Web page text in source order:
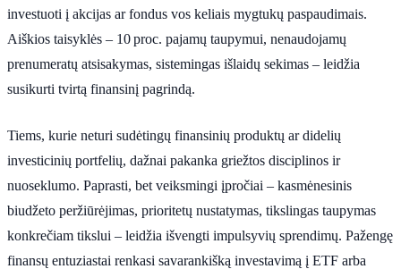
investuoti į akcijas ar fondus vos keliais mygtukų paspaudimais.
Aiškios taisyklės – 10 proc. pajamų taupymui, nenaudojamų
prenumeratų atsisakymas, sistemingas išlaidų sekimas – leidžia
susikurti tvirtą finansinį pagrindą.
Tiems, kurie neturi sudėtingų finansinių produktų ar didelių
investicinių portfelių, dažnai pakanka griežtos disciplinos ir
nuoseklumo. Paprasti, bet veiksmingi įpročiai – kasmėnesinis
biudžeto peržiūrėjimas, prioritetų nustatymas, tikslingas taupymas
konkrečiam tikslui – leidžia išvengti impulsyvių sprendimų. Pažengę
finansų entuziastai renkasi savarankišką investavimą į ETF arba